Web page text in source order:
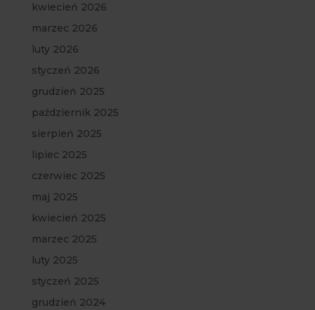
kwiecień 2026
marzec 2026
luty 2026
styczeń 2026
grudzień 2025
październik 2025
sierpień 2025
lipiec 2025
czerwiec 2025
maj 2025
kwiecień 2025
marzec 2025
luty 2025
styczeń 2025
grudzień 2024